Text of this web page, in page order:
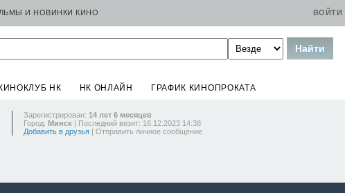
И НОВИНКИ КИНО ВОЙТИ
КИНОКЛУБ НК НК ОНЛАЙН ГРАФИК КИНОПРОКАТА
Зарегистрирован: 14 лет 6 месяцев
Город: Минск | Последний визит: 16.12.2023 14:38
Добавить в друзья | Отправить личное сообщение